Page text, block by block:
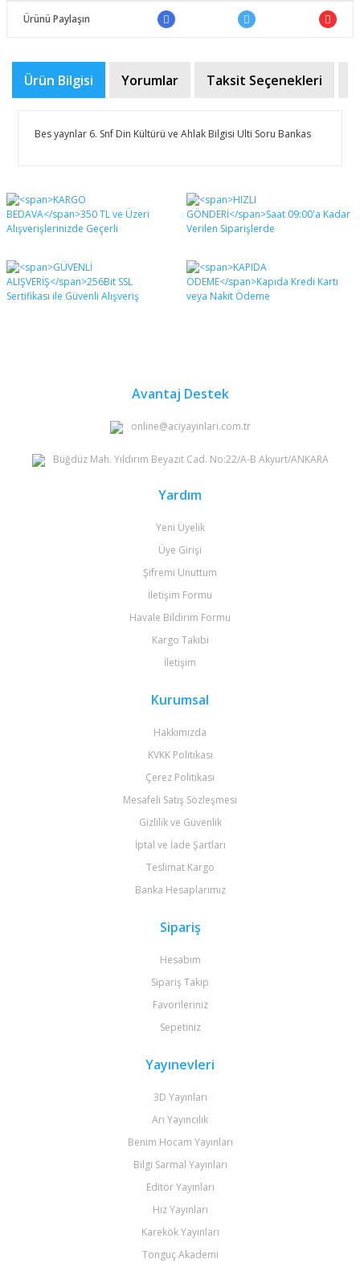
Ürünü Paylaşın
Ürün Bilgisi Yorumlar Taksit Seçenekleri
Bes yaynlar 6. Snf Din Kültürü ve Ahlak Bilgisi Ulti Soru Bankas
Bu ürüne ilk yorumu siz yapın!
Yorum Yaz
Bu ürünün fiyat bilgisi, resim, ürün açıklamalarında ve
diğer konularda yetersiz gördüğünüz noktaları öneri
formunu kullanarak tarafımıza iletebilirsiniz.
Görüş ve önerileriniz için teşekkür ederiz.
Ürün resmi kalitesiz, bozuk veya görüntülenemiyor.
Ürün açıklamasında eksik bilgiler bulunuyor.
Avantaj Destek
online@aciyayinlari.com.tr
Büğdüz Mah. Yıldırım Beyazıt Cad. No:22/A-B Akyurt/ANKARA
Yardım
Yeni Üyelik
Üye Girişi
Şifremi Unuttum
İletişim Formu
Havale Bildirim Formu
Kargo Takibi
İletişim
Kurumsal
Hakkımızda
KVKK Politikası
Çerez Politikası
Mesafeli Satış Sözleşmesi
Gizlilik ve Güvenlik
İptal ve İade Şartları
Teslimat Kargo
Banka Hesaplarımız
Sipariş
Hesabım
Sipariş Takip
Favorileriniz
Sepetiniz
Yayınevleri
3D Yayınları
Arı Yayıncılık
Benim Hocam Yayınları
Bilgi Sarmal Yayınları
Editör Yayınları
Hız Yayınları
Karekök Yayınları
Tonguç Akademi